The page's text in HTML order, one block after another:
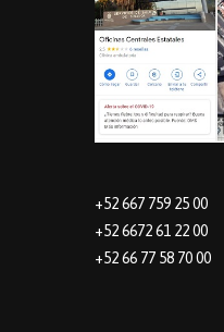
+52 667 759 25 00
+52 6672 61 22 00
+52 66 77 58 70 00